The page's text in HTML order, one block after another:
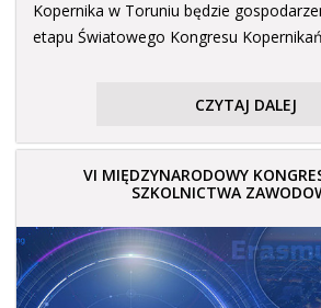
Kopernika w Toruniu będzie
etapu Światowego Kongresu
CZYTAJ DALEJ
VI MIĘDZYNARODOWY
SZKOLNICTWA